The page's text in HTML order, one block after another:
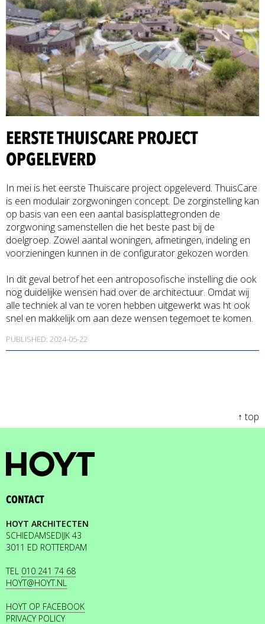
EERSTE THUISCARE PROJECT
OPGELEVERD
In mei is het eerste Thuiscare project opgeleverd. ThuisCare
is een modulair zorgwoningen concept. De zorginstelling kan
op basis van een een aantal basisplattegronden de
zorgwoning samenstellen die het beste past bij de
doelgroep. Zowel aantal woningen, afmetingen, indeling en
voorzieningen kunnen in de configurator gekozen worden.
In dit geval betrof het een antroposofische instelling die ook
nog duidelijke wensen had over de architectuur. Omdat wij
alle techniek al van te voren hebben uitgewerkt was ht ook
snel en makkelijk om aan deze wensen tegemoet te komen.
PUBLISHED: 2024-05-22
↑ top
CONTACT
HOYT ARCHITECTEN
SCHIEDAMSEDIJK 43
3011 ED ROTTERDAM
TEL 010 241 74 68
HOYT@HOYT.NL
HOYT OP FACEBOOK
PRIVACY POLICY